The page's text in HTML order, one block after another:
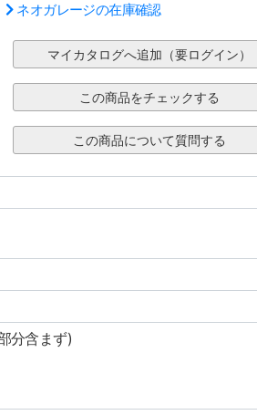
ネオガレージの在庫確認
分含まず)